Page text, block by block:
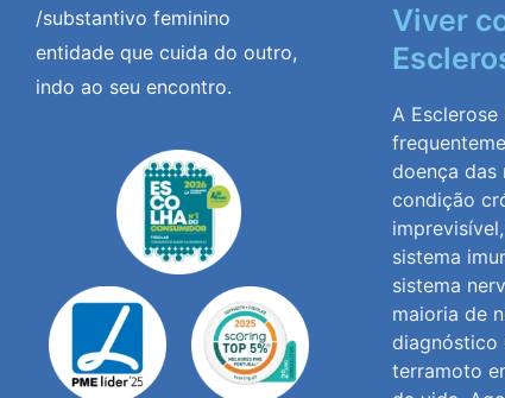
/substantivo feminino
entidade que cuida do outro,
indo ao seu encontro.
Viver
A
doença das
condição
sistema
sistema
maioria de
diagnóstico
terramoto